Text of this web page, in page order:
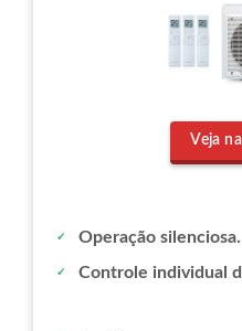
Veja
Operação silenciosa.
Controle individual